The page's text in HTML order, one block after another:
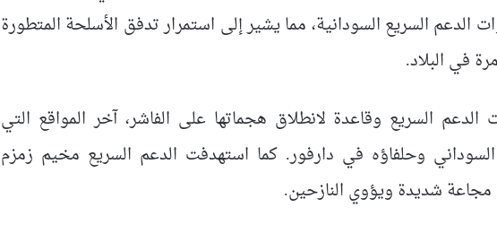
الدعم السريع السودانية، مما يشير إلى استمرار تدفق الأسلحة المتطورة
في البلاد.
الدعم السريع وقاعدة لانطلاق هجماتها على الفاشر، آخر المواقع التي
وحلفاؤه في دارفور. كما استهدفت الدعم السريع مخيم زمزم
مجاعة شديدة ويؤوي النازحين.